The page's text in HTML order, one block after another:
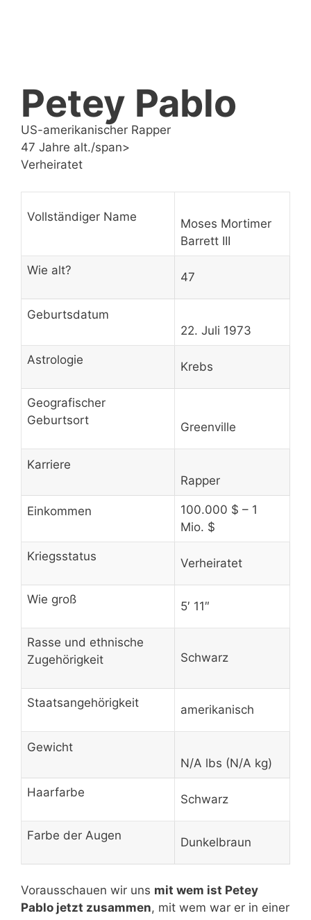
Petey Pablo
US-amerikanischer Rapper
47 Jahre alt./span>
Verheiratet
Vollständiger Name
Moses Mortimer
Barrett III
Wie alt? 47
Geburtsdatum
22. Juli 1973
Astrologie Krebs
Geografischer
Geburtsort
Greenville
Karriere
Rapper
Einkommen
100.000 $ – 1
Mio. $
Kriegsstatus Verheiratet
Wie groß 5′ 11″
Rasse und ethnische
Zugehörigkeit
Schwarz
Staatsangehörigkeit amerikanisch
Gewicht
N/A lbs (N/A kg)
Haarfarbe Schwarz
Farbe der Augen Dunkelbraun
Vorausschauen wir uns mit wem ist Petey
Pablo jetzt zusammen, mit wem war er in einer